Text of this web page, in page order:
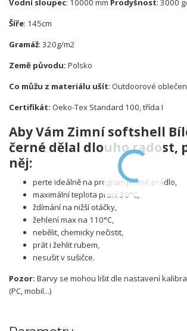
Vodní sloupec: 10000 mm Prodyšnost: 3000
Šíře: 145cm
Gramáž: 320g/m2
Země původu: Polsko
Co můžu z materiálu ušít: Outdoorové
Certifikát: Oeko-Tex Standard 100, třída I
Aby Vám Zimní softshell
černé dělal dlouho radost,
něj:
perte ideálně na program jemné prádlo,
maximální teplota praní 30°C,
ždímání na nižší otáčky,
žehlení max na 110°C,
nebělit, chemicky nečistit,
prát i žehlit rubem,
nesušit v sušičce.
Pozor: Barvy se mohou lišit dle nastavení
(PC, mobil...)